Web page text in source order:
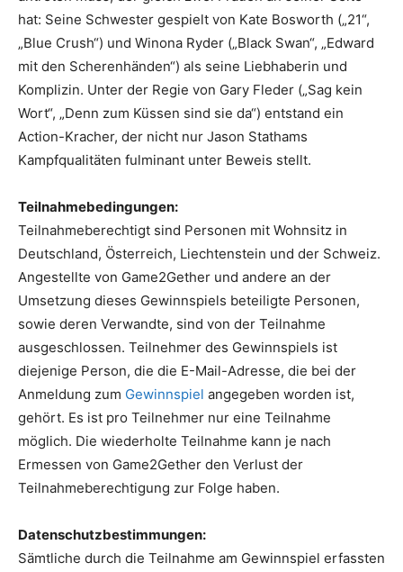
hat: Seine Schwester gespielt von Kate Bosworth („21“,
„Blue Crush“) und Winona Ryder („Black Swan“, „Edward
mit den Scherenhänden“) als seine Liebhaberin und
Komplizin. Unter der Regie von Gary Fleder („Sag kein
Wort“, „Denn zum Küssen sind sie da“) entstand ein
Action-Kracher, der nicht nur Jason Stathams
Kampfqualitäten fulminant unter Beweis stellt.
Teilnahmebedingungen:
Teilnahmeberechtigt sind Personen mit Wohnsitz in
Deutschland, Österreich, Liechtenstein und der Schweiz.
Angestellte von Game2Gether und andere an der
Umsetzung dieses Gewinnspiels beteiligte Personen,
sowie deren Verwandte, sind von der Teilnahme
ausgeschlossen. Teilnehmer des Gewinnspiels ist
diejenige Person, die die E-Mail-Adresse, die bei der
Anmeldung zum Gewinnspiel angegeben worden ist,
gehört. Es ist pro Teilnehmer nur eine Teilnahme
möglich. Die wiederholte Teilnahme kann je nach
Ermessen von Game2Gether den Verlust der
Teilnahmeberechtigung zur Folge haben.
Datenschutzbestimmungen:
Sämtliche durch die Teilnahme am Gewinnspiel erfassten